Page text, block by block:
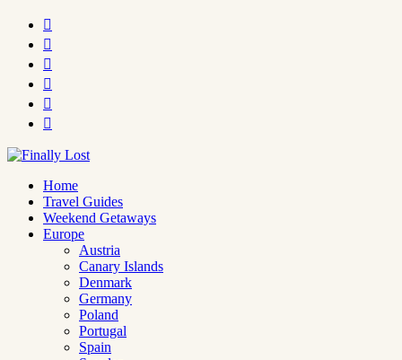






Home
Travel Guides
Weekend Getaways
Europe
Austria
Canary Islands
Denmark
Germany
Poland
Portugal
Spain